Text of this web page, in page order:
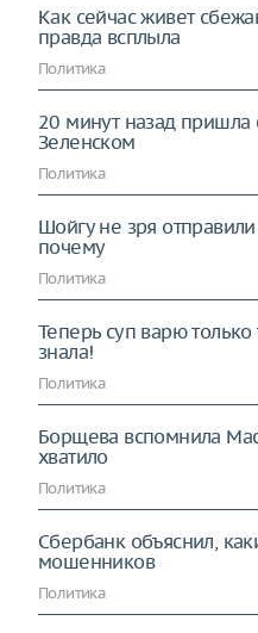
Как сейчас живет
правда всплыла
Политика
20 минут назад пришла
Зеленском
Политика
Шойгу не зря
почему
Политика
Теперь суп варю
знала!
Политика
Борщева вспомнила
хватило
Политика
Сбербанк объяснил,
мошенников
Политика